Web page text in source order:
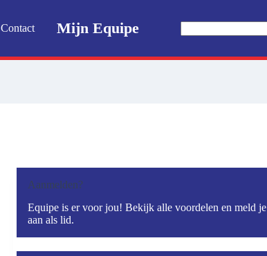
Contact Mijn Equipe
Aanmelden?
Equipe is er voor jou! Bekijk alle voordelen en meld je
aan als lid.